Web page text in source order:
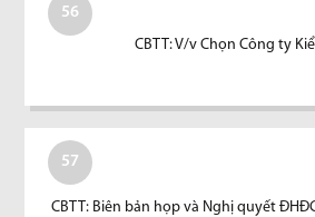
56
CBTT: V/v Chọn Công ty
57
CBTT: Biên bản họp và Nghị quyết